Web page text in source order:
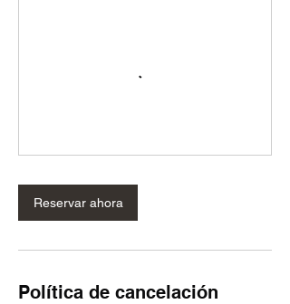
Reservar ahora
Política de cancelación